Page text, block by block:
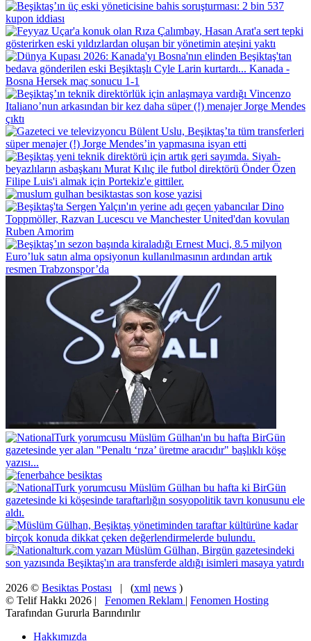
2026 © Besiktas Postası | (xml news )
© Telif Hakkı 2026 | Fenomen Reklam | Fenomen Hosting
Tarafından Gururla Barındırılır
Hakkımızda